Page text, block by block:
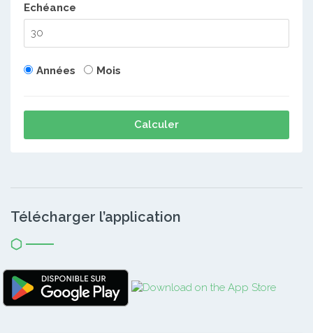
Echéance
Années Mois
Calculer
Télécharger l’application